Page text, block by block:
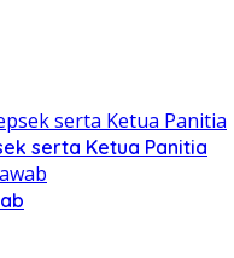
serta Ketua Panitia